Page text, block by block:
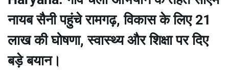
नायब सैनी पहुंचे रामगढ़, विकास के लिए 21
लाख की घोषणा, स्वास्थ्य और शिक्षा पर दिए
बड़े बयान।